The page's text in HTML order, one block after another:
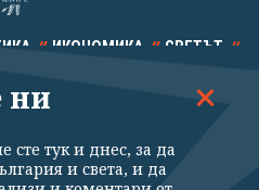
ИКОНОМИКА СВЕТЪТ
КАЛЕЙДОСКОП
ни
сте тук и днес, за да
и света, и да